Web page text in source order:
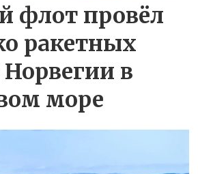
флот провёл
ракетных
в
море